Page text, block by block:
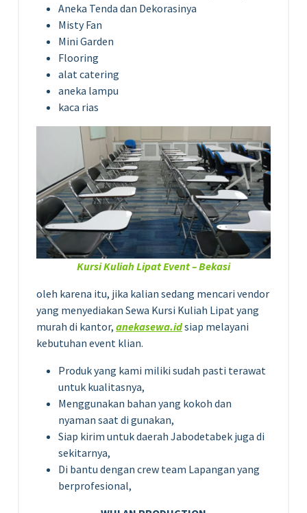
Aneka Tenda dan Dekorasinya
Misty Fan
Mini Garden
Flooring
alat catering
aneka lampu
kaca rias
Kursi Kuliah Lipat Event – Bekasi
oleh karena itu, jika kalian sedang mencari vendor
yang menyediakan Sewa Kursi Kuliah Lipat yang
murah di kantor, anekasewa.idsiap melayani
kebutuhan event klian.
Produk yang kami miliki sudah pasti terawat
untuk kualitasnya,
Menggunakan bahan yang kokoh dan
nyaman saat di gunakan,
Siap kirim untuk daerah Jabodetabek juga di
sekitarnya,
Di bantu dengan crew team Lapangan yang
berprofesional,